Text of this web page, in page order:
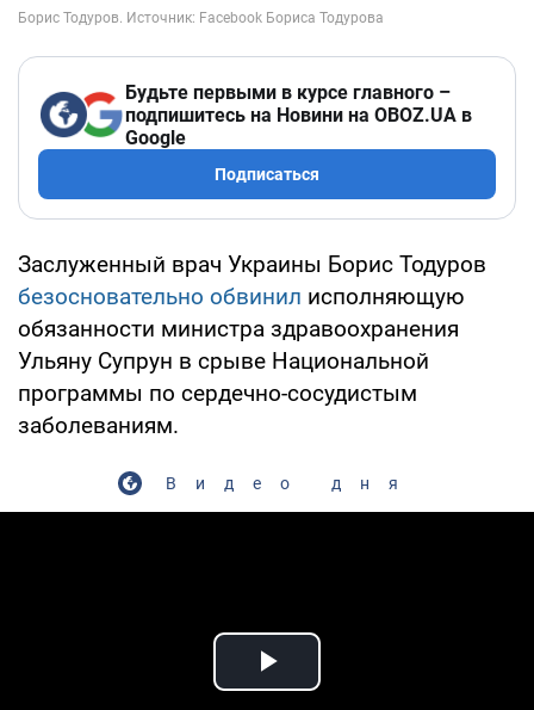
Будьте первыми в курсе главного –
подпишитесь на Новини на OBOZ.UA в
Google
Подписаться
Заслуженный врач Украины Борис Тодуров
безосновательно обвинил исполняющую
обязанности министра здравоохранения
Ульяну Супрун в срыве Национальной
программы по сердечно-сосудистым
заболеваниям.
Видео дня
Play Video